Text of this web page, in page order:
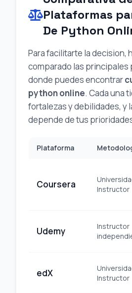
Plataformas
De Python
Para facilitarte la decision,
comparado las principales
donde puedes encontrar
python online. Cada una
fortalezas y debilidades, y
depende de tus
Plataforma
Coursera
Instructor
Udemy
Instructor
edX
Instructor